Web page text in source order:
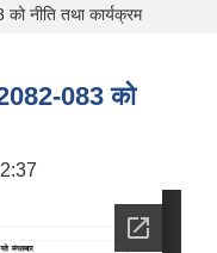
नीति तथा कार्यक्रम
083 को